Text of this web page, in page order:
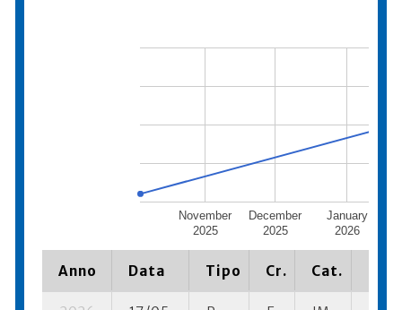
November
2025
December
2025
January
2026
Anno Data Tipo Cr. Cat.